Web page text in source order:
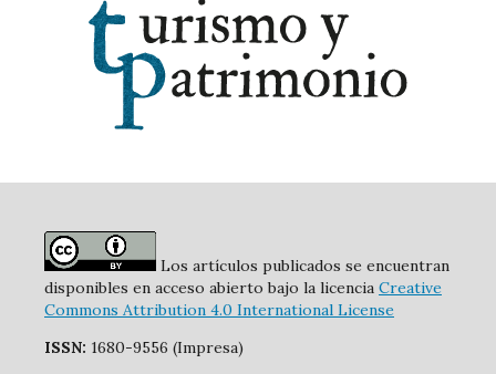
Los artículos publicados se encuentran
disponibles en acceso abierto bajo la licencia Creative
Commons Attribution 4.0 International License
ISSN: 1680-9556 (Impresa)